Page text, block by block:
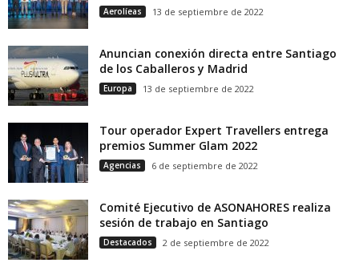
Aerolíeas 13 de septiembre de 2022
Anuncian conexión directa entre Santiago
de los Caballeros y Madrid
Europa 13 de septiembre de 2022
Tour operador Expert Travellers entrega
premios Summer Glam 2022
Agencias 6 de septiembre de 2022
Comité Ejecutivo de ASONAHORES realiza
sesión de trabajo en Santiago
Destacados 2 de septiembre de 2022